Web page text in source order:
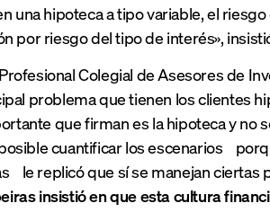
hipoteca a tipo variable, el riesgo
por riesgo del tipo de interés»,
Colegial de Asesores de
problema que tienen los clientes
que firman es la hipoteca y no
cuantificar los escenarios
le replicó que sí se manejan ciertas
insistió en que esta cultura